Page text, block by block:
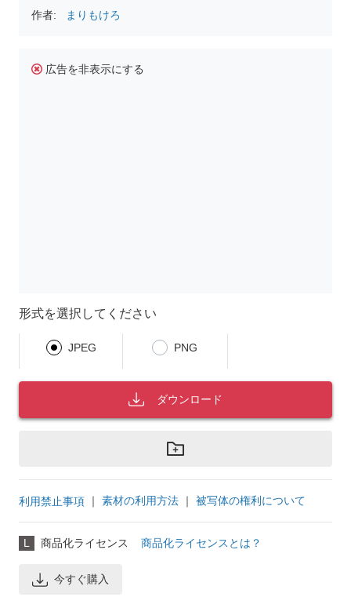
作者: まりもけろ
広告を非表示にする
形式を選択してください
JPEG PNG
ダウンロード
利用禁止事項 ｜ 素材の利用方法 ｜ 被写体の権利について
L 商品化ライセンス 商品化ライセンスとは？
今すぐ購入